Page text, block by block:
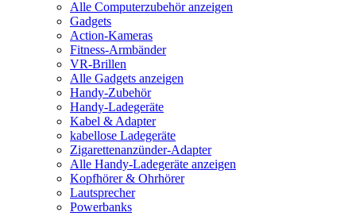
Alle Computerzubehör anzeigen
Gadgets
Action-Kameras
Fitness-Armbänder
VR-Brillen
Alle Gadgets anzeigen
Handy-Zubehör
Handy-Ladegeräte
Kabel & Adapter
kabellose Ladegeräte
Zigarettenanzünder-Adapter
Alle Handy-Ladegeräte anzeigen
Kopfhörer & Ohrhörer
Lautsprecher
Powerbanks